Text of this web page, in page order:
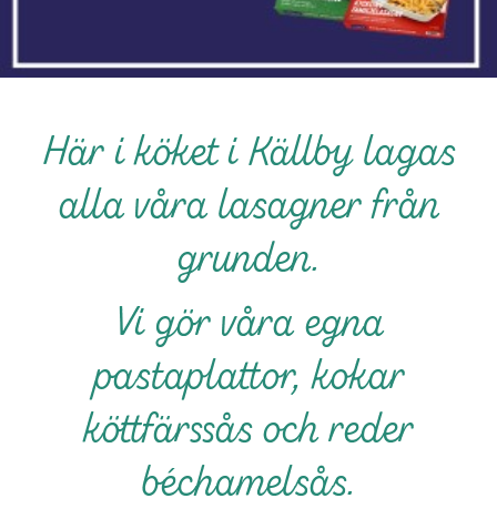
Här i köket i Källby lagas
alla våra lasagner från
grunden.
Vi gör våra egna
pastaplattor, kokar
köttfärssås och reder
béchamelsås.